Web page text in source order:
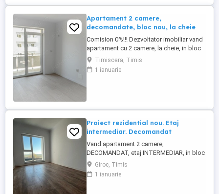
Apartament 2 camere,
decomandate, bloc nou, la cheie
Comision 0%!!! Dezvoltator imobiliar vand
apartament cu 2 camere, la cheie, in bloc
construit NOU, in zona Braytim, aproape
de Uzina de apa, comuna Giroc.
Apartamentul este situat in Complexul
Timisoara, Timis
1 ianuarie
Proiect rezidential nou. Etaj
intermediar. Decomandat
Vand apartament 2 camere,
DECOMANDAT, etaj INTERMEDIAR, in bloc
NOU, izolat termic exterior. Suprafata utila
de 55 mp + TERASA de 8 mp. Centrala
termica proprie cu incalzire prin
Giroc, Timis
1 ianuarie